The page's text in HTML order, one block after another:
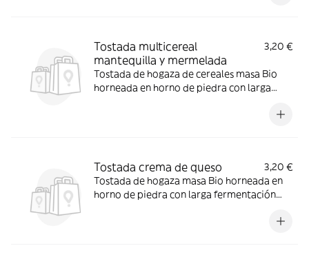
Tostada multicereal
mantequilla y mermelada
3,20 €
Tostada de hogaza de cereales masa Bio
horneada en horno de piedra con larga
Tostada crema de queso
3,20 €
Tostada de hogaza masa Bio horneada en
horno de piedra con larga fermentación